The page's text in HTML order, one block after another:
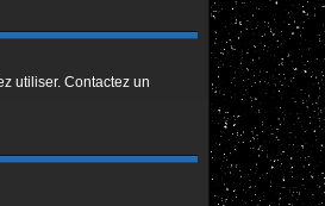
utiliser. Contactez un